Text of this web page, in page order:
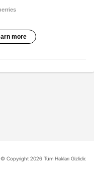
© Copyright 2026 Tüm Hakları Gizlidir.